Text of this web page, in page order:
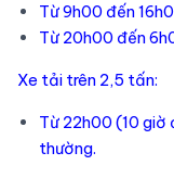
Từ 9h00 đến
Từ 20h00 đến
Xe tải trên 2,5 tấn:
Từ 22h00 (10 giờ
thường.